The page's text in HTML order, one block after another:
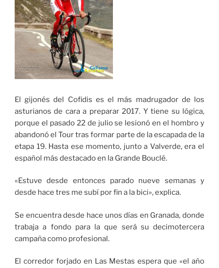
El gijonés del Cofidis es el más madrugador de los
asturianos de cara a preparar 2017. Y tiene su lógica,
porque el pasado 22 de julio se lesionó en el hombro y
abandonó el Tour tras formar parte de la escapada de la
etapa 19. Hasta ese momento, junto a Valverde, era el
español más destacado en la Grande Bouclé.
«Estuve desde entonces parado nueve semanas y
desde hace tres me subí por fin a la bici», explica.
Se encuentra desde hace unos días en Granada, donde
trabaja a fondo para la que será su decimotercera
campaña como profesional.
El corredor forjado en Las Mestas espera que «el año